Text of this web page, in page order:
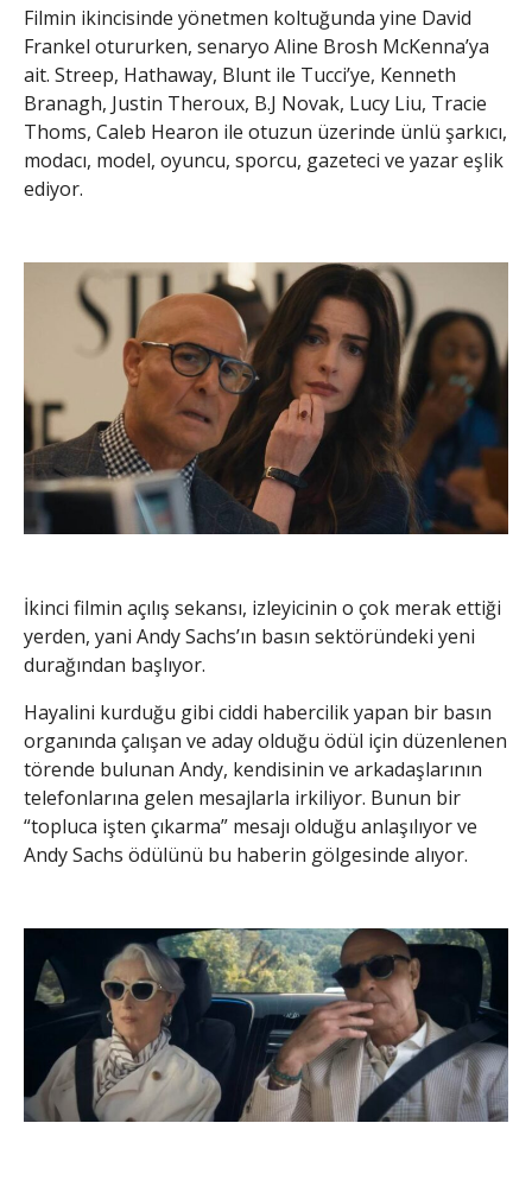
Filmin ikincisinde yönetmen koltuğunda yine David
Frankel otururken, senaryo Aline Brosh McKenna’ya
ait. Streep, Hathaway, Blunt ile Tucci’ye, Kenneth
Branagh, Justin Theroux, B.J Novak, Lucy Liu, Tracie
Thoms, Caleb Hearon ile otuzun üzerinde ünlü şarkıcı,
modacı, model, oyuncu, sporcu, gazeteci ve yazar eşlik
ediyor.
İkinci filmin açılış sekansı, izleyicinin o çok merak ettiği
yerden, yani Andy Sachs’ın basın sektöründeki yeni
durağından başlıyor.
Hayalini kurduğu gibi ciddi habercilik yapan bir basın
organında çalışan ve aday olduğu ödül için düzenlenen
törende bulunan Andy, kendisinin ve arkadaşlarının
telefonlarına gelen mesajlarla irkiliyor. Bunun bir
“topluca işten çıkarma” mesajı olduğu anlaşılıyor ve
Andy Sachs ödülünü bu haberin gölgesinde alıyor.